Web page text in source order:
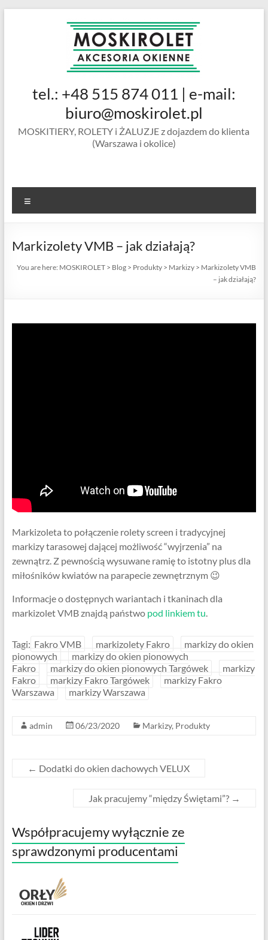
MOSKIROLET
siatki na
okienne |
ramkowe i
drzwiowe
tel.: +48 515 874 011 | e-mail:
biuro@moskirolet.pl
MOSKITIERY, ROLETY i ŻALUZJE z dojazdem do klienta
(Warszawa i okolice)
Markizolety VMB – jak działają?
You are here: MOSKIROLET > Blog > Produkty > Markizy > Markizolety VMB
– jak działają?
Markizoleta to połączenie rolety screen i tradycyjnej
markizy tarasowej dającej możliwość “wyjrzenia” na
zewnątrz. Z pewnością wysuwane ramię to istotny plus dla
miłośników kwiatów na parapecie zewnętrznym 😉
Informacje o dostępnych wariantach i tkaninach dla
markizolet VMB znajdą państwo pod linkiem tu.
Tagi: Fakro VMB markizolety Fakro
markizy do okien
pionowych
markizy do okien pionowych
Fakro
markizy do okien pionowych Targówek
markizy
Fakro
markizy Fakro Targówek
markizy Fakro
Warszawa
markizy Warszawa
admin 06/23/2020 Markizy, Produkty
← Dodatki do okien dachowych VELUX
Jak pracujemy “między Świętami”? →
Współpracujemy wyłącznie ze
sprawdzonymi producentami